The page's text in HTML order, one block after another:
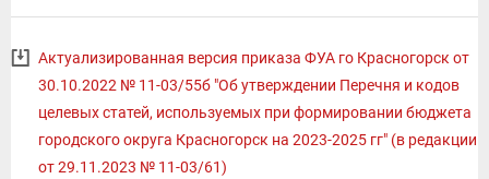
Актуализированная версия приказа ФУА го Красногорск от
30.10.2022 № 11-03/55б "Об утверждении Перечня и кодов
целевых статей, используемых при формировании бюджета
городского округа Красногорск на 2023-2025 гг" (в редакции
от 29.11.2023 № 11-03/61)